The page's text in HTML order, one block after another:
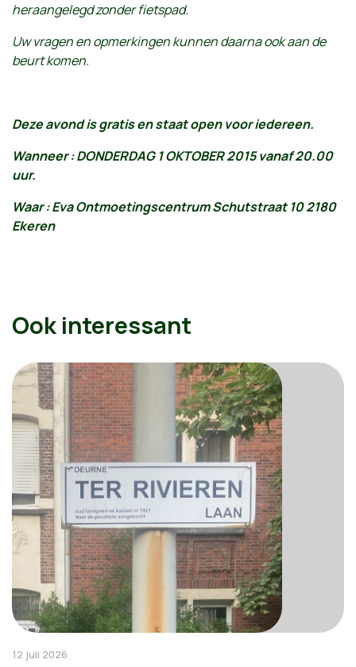
heraangelegd zonder fietspad.
Uw vragen en opmerkingen kunnen daarna ook aan de
beurt komen.
Deze avond is gratis en staat open voor iedereen.
Wanneer : DONDERDAG 1 OKTOBER 2015 vanaf 20.00
uur.
Waar : Eva Ontmoetingscentrum Schutstraat 10 2180
Ekeren
Ook interessant
12 juli 2026